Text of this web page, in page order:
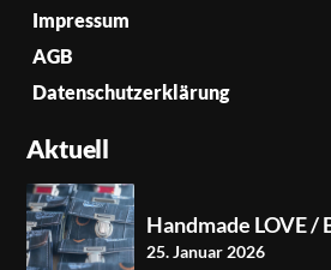
Impressum
AGB
Datenschutzerklärung
Aktuell
Handmade LOVE
25. Januar 2026